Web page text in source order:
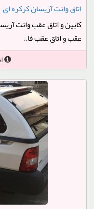
اتاق وانت آریسان کرکره ای
کابین و اتاق عقب وانت
عقب و اتاق عقب فا..